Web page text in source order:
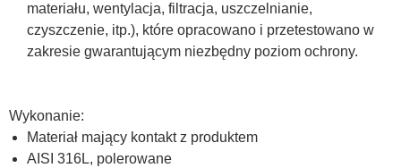
materiału, wentylacja, filtracja, uszczelnianie,
czyszczenie, itp.), które opracowano i przetestowano w
zakresie gwarantującym niezbędny poziom ochrony.
Wykonanie:
Materiał mający kontakt z produktem
AISI 316L, polerowane